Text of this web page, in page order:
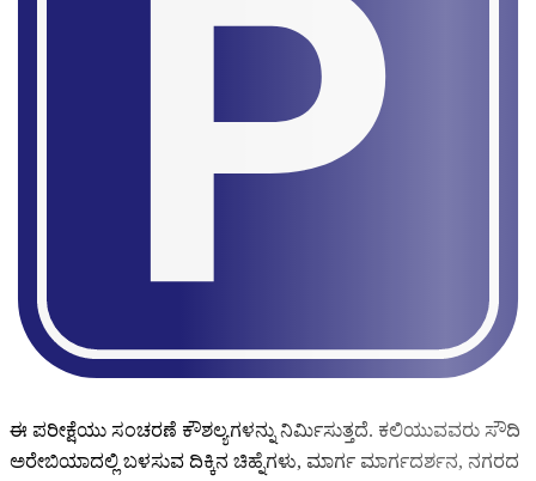
ಈ ಪರೀಕ್ಷೆಯು ಸಂಚರಣೆ ಕೌಶಲ್ಯಗಳನ್ನು ನಿರ್ಮಿಸುತ್ತದೆ. ಕಲಿಯುವವರು ಸೌದಿ
ಅರೇಬಿಯಾದಲ್ಲಿ ಬಳಸುವ ದಿಕ್ಕಿನ ಚಿಹ್ನೆಗಳು, ಮಾರ್ಗ ಮಾರ್ಗದರ್ಶನ, ನಗರದ